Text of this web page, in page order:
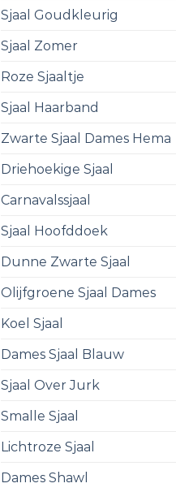
Sjaal Goudkleurig
Sjaal Zomer
Roze Sjaaltje
Sjaal Haarband
Zwarte Sjaal Dames Hema
Driehoekige Sjaal
Carnavalssjaal
Sjaal Hoofddoek
Dunne Zwarte Sjaal
Olijfgroene Sjaal Dames
Koel Sjaal
Dames Sjaal Blauw
Sjaal Over Jurk
Smalle Sjaal
Lichtroze Sjaal
Dames Shawl